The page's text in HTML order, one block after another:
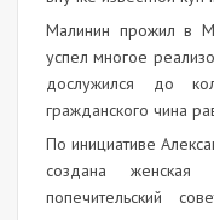
Малинин прожил в
успел многое
дослужился до
гражданского чина
По инициативе
создана женская
попечительский